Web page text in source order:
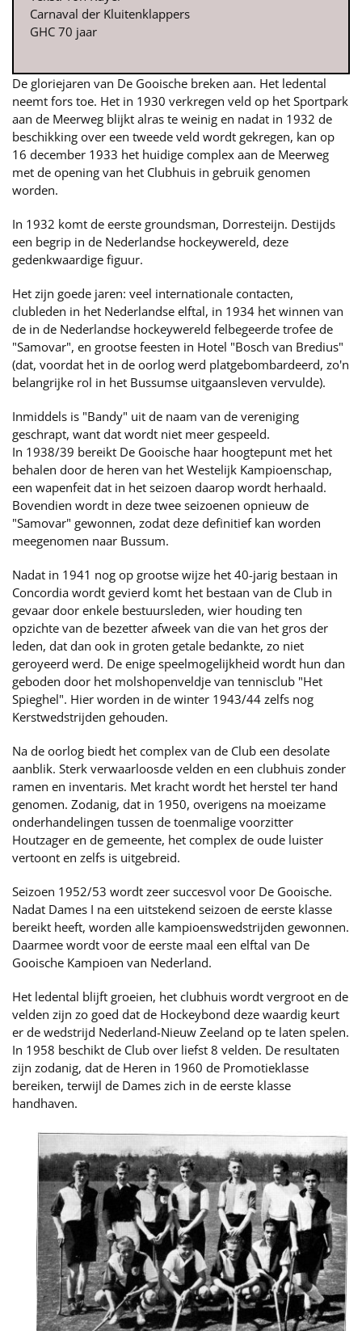
Carnaval der Kluitenklappers
GHC 70 jaar
De gloriejaren van De Gooische breken aan. Het ledental
neemt fors toe. Het in 1930 verkregen veld op het Sportpark
aan de Meerweg blijkt alras te weinig en nadat in 1932 de
beschikking over een tweede veld wordt gekregen, kan op
16 december 1933 het huidige complex aan de Meerweg
met de opening van het Clubhuis in gebruik genomen
worden.
In 1932 komt de eerste groundsman, Dorresteijn. Destijds
een begrip in de Nederlandse hockeywereld, deze
gedenkwaardige figuur.
Het zijn goede jaren: veel internationale contacten,
clubleden in het Nederlandse elftal, in 1934 het winnen van
de in de Nederlandse hockeywereld felbegeerde trofee de
"Samovar", en grootse feesten in Hotel "Bosch van Bredius"
(dat, voordat het in de oorlog werd platgebombardeerd, zo'n
belangrijke rol in het Bussumse uitgaansleven vervulde).
Inmiddels is "Bandy" uit de naam van de vereniging
geschrapt, want dat wordt niet meer gespeeld.
In 1938/39 bereikt De Gooische haar hoogtepunt met het
behalen door de heren van het Westelijk Kampioenschap,
een wapenfeit dat in het seizoen daarop wordt herhaald.
Bovendien wordt in deze twee seizoenen opnieuw de
"Samovar" gewonnen, zodat deze definitief kan worden
meegenomen naar Bussum.
Nadat in 1941 nog op grootse wijze het 40-jarig bestaan in
Concordia wordt gevierd komt het bestaan van de Club in
gevaar door enkele bestuursleden, wier houding ten
opzichte van de bezetter afweek van die van het gros der
leden, dat dan ook in groten getale bedankte, zo niet
geroyeerd werd. De enige speelmogelijkheid wordt hun dan
geboden door het molshopenveldje van tennisclub "Het
Spieghel". Hier worden in de winter 1943/44 zelfs nog
Kerstwedstrijden gehouden.
Na de oorlog biedt het complex van de Club een desolate
aanblik. Sterk verwaarloosde velden en een clubhuis zonder
ramen en inventaris. Met kracht wordt het herstel ter hand
genomen. Zodanig, dat in 1950, overigens na moeizame
onderhandelingen tussen de toenmalige voorzitter
Houtzager en de gemeente, het complex de oude luister
vertoont en zelfs is uitgebreid.
Seizoen 1952/53 wordt zeer succesvol voor De Gooische.
Nadat Dames I na een uitstekend seizoen de eerste klasse
bereikt heeft, worden alle kampioenswedstrijden gewonnen.
Daarmee wordt voor de eerste maal een elftal van De
Gooische Kampioen van Nederland.
Het ledental blijft groeien, het clubhuis wordt vergroot en de
velden zijn zo goed dat de Hockeybond deze waardig keurt
er de wedstrijd Nederland-Nieuw Zeeland op te laten spelen.
In 1958 beschikt de Club over liefst 8 velden. De resultaten
zijn zodanig, dat de Heren in 1960 de Promotieklasse
bereiken, terwijl de Dames zich in de eerste klasse
handhaven.